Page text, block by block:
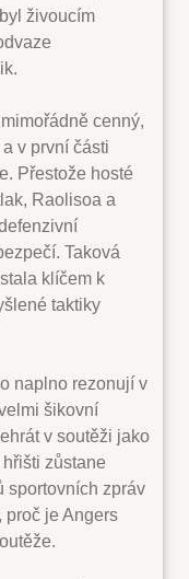
živoucím
cenný,
v první části
Přestože hosté
Raolisoa a
Taková
klíčem k
taktiky
naplno rezonují v
šikovní
v soutěži jako
zůstane
sportovních zpráv
proč je Angers